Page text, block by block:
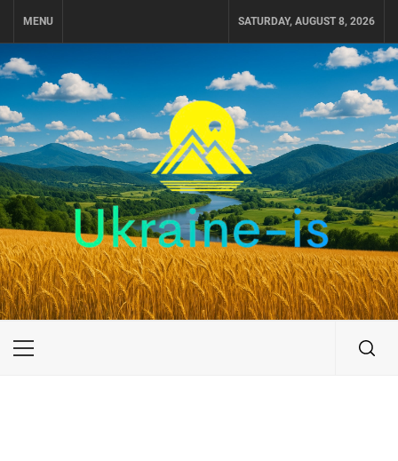
MENU SATURDAY, AUGUST 8, 2026
UKRAINE-IS
ПОДОРОЖI ПО УКРАЇНІ
Primary